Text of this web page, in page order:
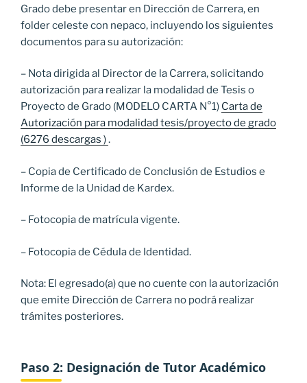
Grado debe presentar en Dirección de Carrera, en
folder celeste con nepaco, incluyendo los siguientes
documentos para su autorización:
– Nota dirigida al Director de la Carrera, solicitando
autorización para realizar la modalidad de Tesis o
Proyecto de Grado (MODELO CARTA N°1) Carta de
Autorización para modalidad tesis/proyecto de grado
(6276 descargas ).
– Copia de Certificado de Conclusión de Estudios e
Informe de la Unidad de Kardex.
– Fotocopia de matrícula vigente.
– Fotocopia de Cédula de Identidad.
Nota: El egresado(a) que no cuente con la autorización
que emite Dirección de Carrera no podrá realizar
trámites posteriores.
Paso 2: Designación de Tutor Académico